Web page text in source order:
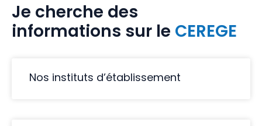
Je cherche des
informations sur le CEREGE
Nos instituts d’établissement